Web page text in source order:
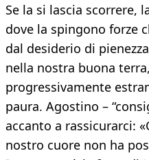
Se la si lascia scorrere,
dove la spingono forze
dal desiderio di
nella nostra buona
progressivamente
paura. Agostino –
accanto a rassicurarci:
nostro cuore non ha